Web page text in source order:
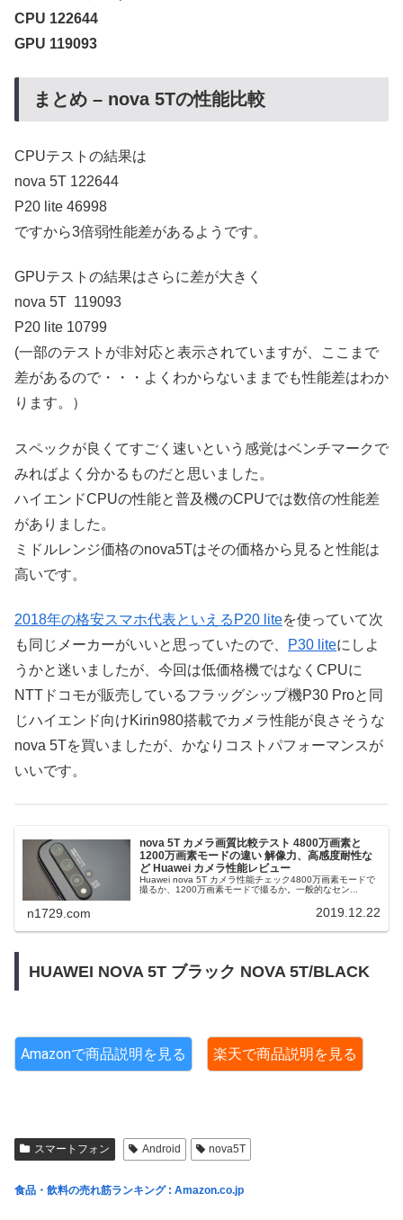
CPU 122644
GPU 119093
まとめ – nova 5Tの性能比較
CPUテストの結果は
nova 5T 122644
P20 lite 46998
ですから3倍弱性能差があるようです。
GPUテストの結果はさらに差が大きく
nova 5T 119093
P20 lite 10799
(一部のテストが非対応と表示されていますが、ここまで
差があるので・・・よくわからないままでも性能差はわか
ります。）
スペックが良くてすごく速いという感覚はベンチマークで
みればよく分かるものだと思いました。
ハイエンドCPUの性能と普及機のCPUでは数倍の性能差
がありました。
ミドルレンジ価格のnova5Tはその価格から見ると性能は
高いです。
2018年の格安スマホ代表といえるP20 liteを使っていて次
も同じメーカーがいいと思っていたので、
P30 liteにしよ
うかと迷いましたが、今回は低価格機ではなくCPUに
NTTドコモが販売しているフラッグシップ機P30 Proと同
じハイエンド向けKirin980搭載でカメラ性能が良さそうな
nova 5Tを買いましたが、かなりコストパフォーマンスが
いいです。
nova 5T カメラ画質比較テスト 4800万画素と
1200万画素モードの違い 解像力、高感度耐性な
ど Huawei カメラ性能レビュー
Huawei nova 5T カメラ性能チェック4800万画素モードで
撮るか、1200万画素モードで撮るか。一般的なセン...
n1729.com 2019.12.22
HUAWEI NOVA 5T ブラック NOVA 5T/BLACK
Amazonで商品説明を見る 楽天で商品説明を見る
スマートフォン Android nova5T
食品・飲料の売れ筋ランキング : Amazon.co.jp